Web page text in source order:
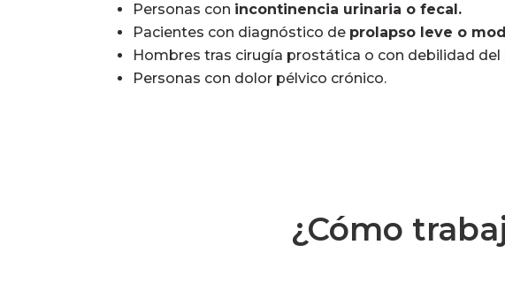
Personas con incontinencia urinaria o fecal.
Pacientes con diagnóstico de prolapso leve o
Hombres tras cirugía prostática o con debilidad del
Personas con dolor pélvico crónico.
¿Cómo